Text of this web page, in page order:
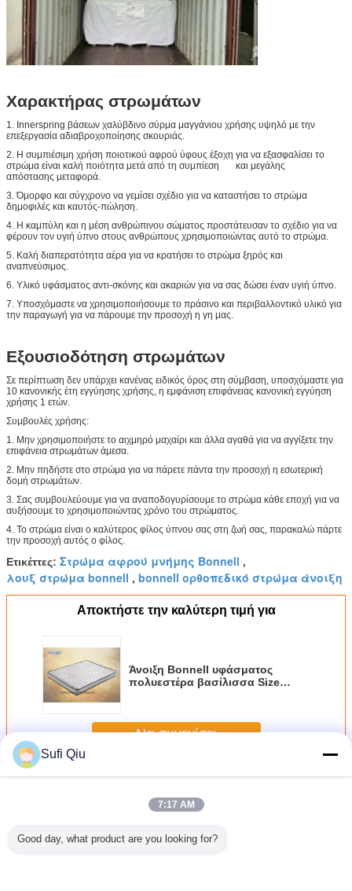
Χαρακτήρας στρωμάτων
1. Innerspring βάσεων χαλύβδινο σύρμα μαγγάνιου χρήσης υψηλό με την
επεξεργασία αδιαβροχοποίησης σκουριάς.
2. Η συμπιέσιμη χρήση ποιοτικού αφρού ύφους έξοχη για να εξασφαλίσει το
στρώμα είναι καλή ποιότητα μετά από τη συμπίεση και μεγάλης
απόστασης μεταφορά.
3. Όμορφο και σύγχρονο να γεμίσει σχέδιο για να καταστήσει το στρώμα
δημοφιλές και καυτός-πώληση.
4. Η καμπύλη και η μέση ανθρώπινου σώματος προστάτευσαν το σχέδιο για να
φέρουν τον υγιή ύπνο στους ανθρώπους χρησιμοποιώντας αυτό το στρώμα.
5. Καλή διαπερατότητα αέρα για να κρατήσει το στρώμα ξηρός και
αναπνεύσιμος.
6. Υλικό υφάσματος αντι-σκόνης και ακαριών για να σας δώσει έναν υγιή ύπνο.
7. Υποσχόμαστε να χρησιμοποιήσουμε το πράσινο και περιβαλλοντικό υλικό για
την παραγωγή για να πάρουμε την προσοχή η γη μας.
Εξουσιοδότηση στρωμάτων
Σε περίπτωση δεν υπάρχει κανένας ειδικός όρος στη σύμβαση, υποσχόμαστε για
10 κανονικής έτη εγγύησης χρήσης, η εμφάνιση επιφάνειας κανονική εγγύηση
χρήσης 1 ετών.
Συμβουλές χρήσης:
1. Μην χρησιμοποιήστε το αιχμηρό μαχαίρι και άλλα αγαθά για να αγγίξετε την
επιφάνεια στρωμάτων άμεσα.
2. Μην πηδήστε στο στρώμα για να πάρετε πάντα την προσοχή η εσωτερική
δομή στρωμάτων.
3. Σας συμβουλεύουμε για να αναποδογυρίσουμε το στρώμα κάθε εποχή για να
αυξήσουμε το χρησιμοποιώντας χρόνο του στρώματος.
4. Το στρώμα είναι ο καλύτερος φίλος ύπνου σας στη ζωή σας, παρακαλώ πάρτε
την προσοχή αυτός ο φίλος.
Ετικέττες: Στρώμα αφρού μνήμης Bonnell ,
λουξ στρώμα bonnell , bonnell ορθοπεδικό στρώμα άνοιξη
Αποκτήστε την καλύτερη τιμή για
Άνοιξη Bonnell υφάσματος
πολυεστέρα βασίλισσα Size
Να συνεχίσει
ΠερισσότεροιΣτρώμα ανοίξεων Bonnell
Sufi Qiu
7:17 AM
Good day, what product are you looking for?